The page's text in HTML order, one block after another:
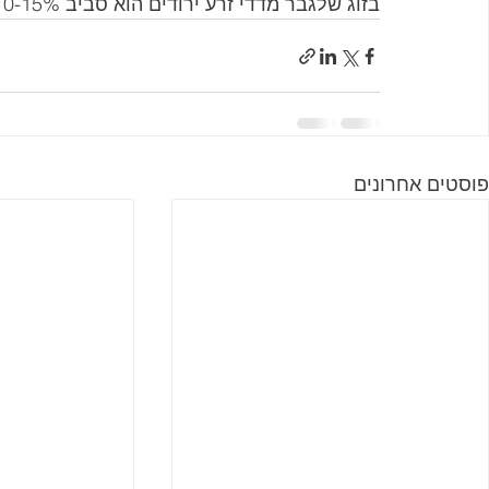
פוסטים אחרונים